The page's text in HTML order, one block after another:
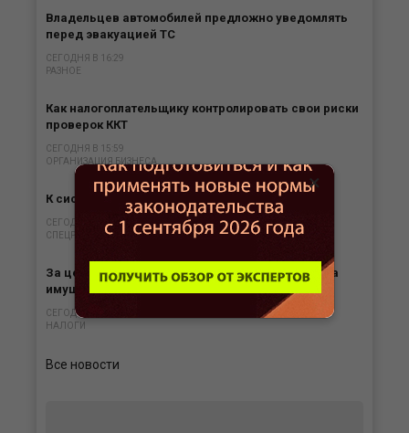
Владельцев автомобилей предложно уведомлять
перед эвакуацией ТС
СЕГОДНЯ В 16:29
РАЗНОЕ
Как налогоплательщику контролировать свои риски
проверок ККТ
СЕГОДНЯ В 15:59
ОРГАНИЗАЦИЯ БИЗНЕСА
К системе АУСН присоединился Морской банк
СЕГОДНЯ В 15:31
СПЕЦРЕЖИМЫ
За цех, простаивающий из-за ремонта, налог на
имущество при ЕСХН платить не нужно
СЕГОДНЯ В 15:01
НАЛОГИ
Все новости
×